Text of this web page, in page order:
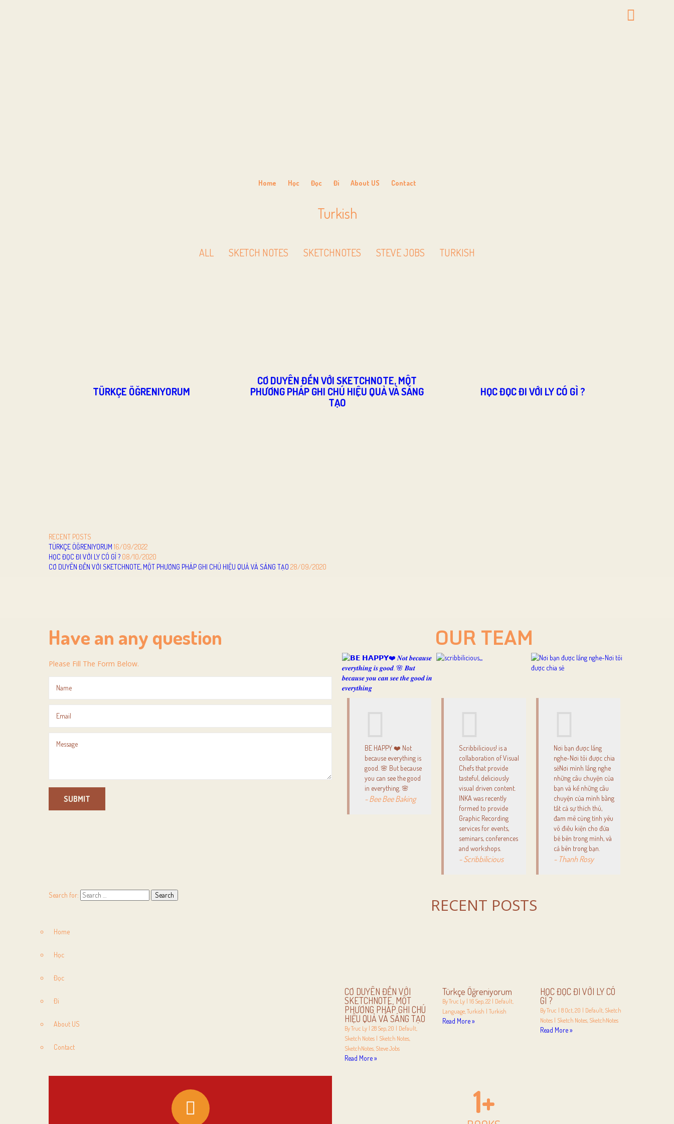
Home Học Đọc Đi About US Contact
Turkish
ALL SKETCH NOTES SKETCHNOTES STEVE JOBS TURKISH
TÜRKÇE ÖĞRENIYORUM
CƠ DUYÊN ĐẾN VỚI SKETCHNOTE, MỘT
PHƯƠNG PHÁP GHI CHÚ HIỆU QUẢ VÀ SÁNG
TẠO
HỌC ĐỌC ĐI VỚI LY CÓ GÌ ?
RECENT POSTS
TÜRKÇE ÖĞRENIYORUM 16/09/2022
HỌC ĐỌC ĐI VỚI LY CÓ GÌ ? 08/10/2020
CƠ DUYÊN ĐẾN VỚI SKETCHNOTE, MỘT PHƯƠNG PHÁP GHI CHÚ HIỆU QUẢ VÀ SÁNG TẠO 28/09/2020
Have an any question
Please Fill The Form Below.
SUBMIT
OUR TEAM
BE HAPPY ❤️ Not
because everything is
good. 🌸 But because
you can see the good
in everything. 🌸
- Bee Bee Baking
Scribbilicious! is a
collaboration of Visual
Chefs that provide
tasteful, deliciously
visual driven content.
INKA was recently
formed to provide
Graphic Recording
services for events,
seminars, conferences
and workshops.
- Scribbilicious
Nơi bạn được lắng
nghe-Nơi tôi được chia
sẻNơi mình lắng nghe
những câu chuyện của
bạn và kể những câu
chuyện của mình bằng
tất cả sự thích thú,
đam mê cùng tình yêu
vô điều kiện cho đứa
bé bên trong mình, và
cả bên trong bạn.
- Thanh Rosy
Search for:
Home
Học
Đọc
Đi
About US
Contact
RECENT POSTS
CƠ DUYÊN ĐẾN VỚI
SKETCHNOTE, MỘT
PHƯƠNG PHÁP GHI CHÚ
HIỆU QUẢ VÀ SÁNG TẠO
ByTruc Ly 28 Sep, 20
Default
Sketch Notes
Sketch Notes
SketchNotes Steve Jobs
Read More »
Türkçe Öğreniyorum
ByTruc Ly 16 Sep, 22
Default
Language Turkish Turkish
Read More »
HỌC ĐỌC ĐI VỚI LY CÓ
GÌ ?
ByTruc 8 Oct, 20 Default Sketch
Notes
Sketch Notes SketchNotes
Read More »
1+